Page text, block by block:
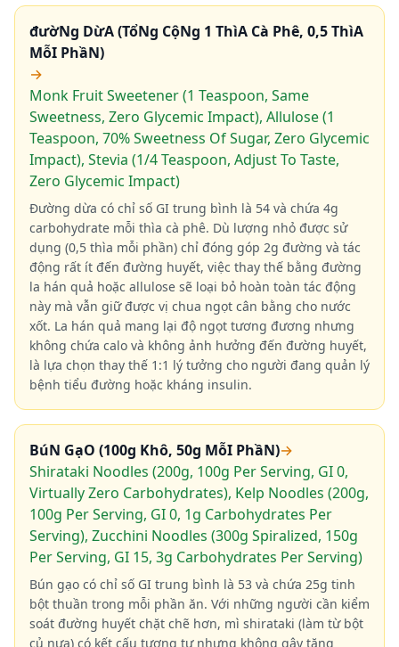
đườNg DừA (TổNg CộNg 1 ThìA Cà Phê, 0,5 ThìA
MỗI PhầN)
→
Monk Fruit Sweetener (1 Teaspoon, Same
Sweetness, Zero Glycemic Impact), Allulose (1
Teaspoon, 70% Sweetness Of Sugar, Zero Glycemic
Impact), Stevia (1/4 Teaspoon, Adjust To Taste,
Zero Glycemic Impact)
Đường dừa có chỉ số GI trung bình là 54 và chứa 4g
carbohydrate mỗi thìa cà phê. Dù lượng nhỏ được sử
dụng (0,5 thìa mỗi phần) chỉ đóng góp 2g đường và tác
động rất ít đến đường huyết, việc thay thế bằng đường
la hán quả hoặc allulose sẽ loại bỏ hoàn toàn tác động
này mà vẫn giữ được vị chua ngọt cân bằng cho nước
xốt. La hán quả mang lại độ ngọt tương đương nhưng
không chứa calo và không ảnh hưởng đến đường huyết,
là lựa chọn thay thế 1:1 lý tưởng cho người đang quản lý
bệnh tiểu đường hoặc kháng insulin.
BúN GạO (100g Khô, 50g MỗI PhầN)→
Shirataki Noodles (200g, 100g Per Serving, GI 0,
Virtually Zero Carbohydrates), Kelp Noodles (200g,
100g Per Serving, GI 0, 1g Carbohydrates Per
Serving), Zucchini Noodles (300g Spiralized, 150g
Per Serving, GI 15, 3g Carbohydrates Per Serving)
Bún gạo có chỉ số GI trung bình là 53 và chứa 25g tinh
bột thuần trong mỗi phần ăn. Với những người cần kiểm
soát đường huyết chặt chẽ hơn, mì shirataki (làm từ bột
củ nưa) có kết cấu tương tự nhưng không gây tăng